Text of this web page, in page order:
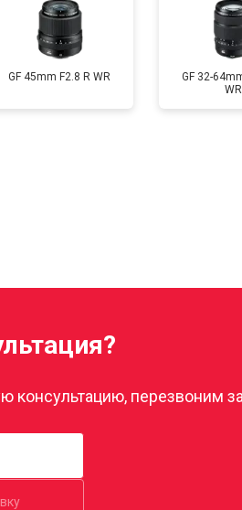
GF 45mm F2.8 R WR
GF 32-
WR
консультацию, перезвоним